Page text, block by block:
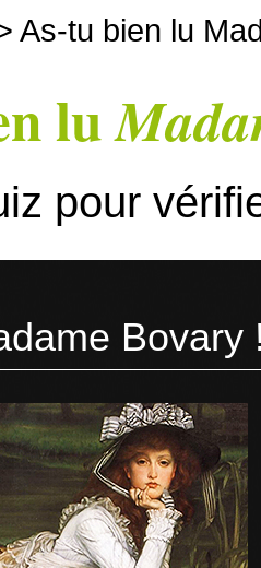
As-tu bien lu
lu
pour